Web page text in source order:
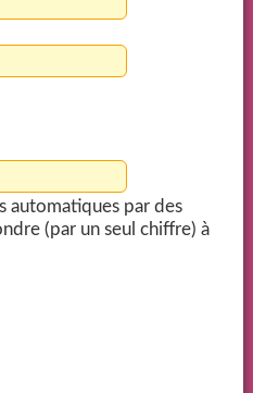
automatiques par des
(par un seul chiffre) à